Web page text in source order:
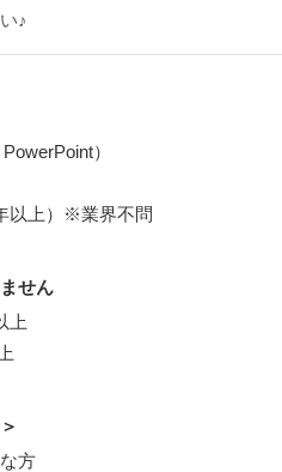
♪
）
以上）※業界不問
せん
上
方